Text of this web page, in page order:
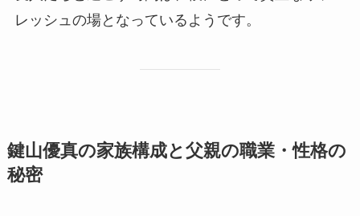
レッシュの場となっているようです。
鍵山優真の家族構成と父親の職業・性格の
秘密